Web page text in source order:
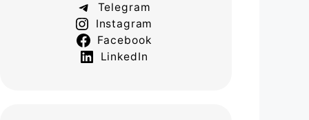
Telegram
Instagram
Facebook
LinkedIn